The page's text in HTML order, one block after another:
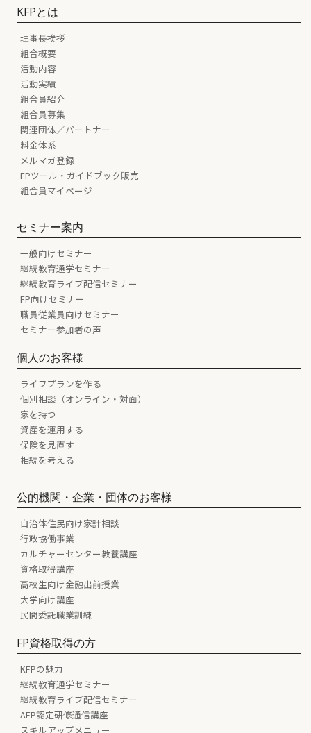
KFPとは
理事長挨拶
組合概要
活動内容
活動実績
組合員紹介
組合員募集
関連団体／パートナー
料金体系
メルマガ登録
FPツール・ガイドブック販売
組合員マイページ
セミナー案内
一般向けセミナー
継続教育通学セミナー
継続教育ライブ配信セミナー
FP向けセミナー
職員従業員向けセミナー
セミナー参加者の声
個人のお客様
ライフプランを作る
個別相談（オンライン・対面）
家を持つ
資産を運用する
保険を見直す
相続を考える
公的機関・企業・団体のお客様
自治体住民向け家計相談
行政協働事業
カルチャーセンター教養講座
資格取得講座
高校生向け金融出前授業
大学向け講座
民間委託職業訓練
FP資格取得の方
KFPの魅力
継続教育通学セミナー
継続教育ライブ配信セミナー
AFP認定研修通信講座
スキルアップメニュー